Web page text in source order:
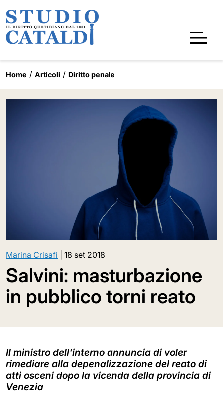
Home Articoli Diritto penale
Marina Crisafi 18 set 2018
Salvini: masturbazione
in pubblico torni reato
Il ministro dell'interno annuncia di voler
rimediare alla depenalizzazione del reato di
atti osceni dopo la vicenda della provincia di
Venezia